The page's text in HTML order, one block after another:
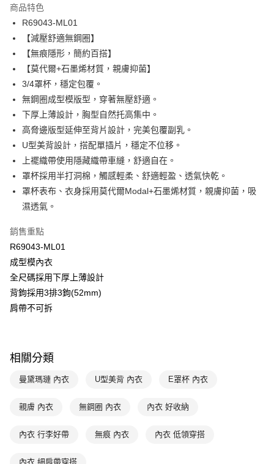
合作金庫商業銀行
華南商業銀行
上海商業儲蓄銀行
國泰世華商業銀行
臺灣中小企業銀行
台中商業銀行
匯豐（台灣）商業銀行
聯邦商業銀行
元大商業銀行
永豐商業銀行
玉山商業銀行
星展（台灣）商業銀行
台新國際商業銀行
中國信託商業銀行
台灣樂天信用卡公司
LINE Pay
Apple Pay
悠遊付
AFTEE先享後付
相關說明
【關於「AFTEE先享後付」】
AFTEE先享後付是「在收到商品之後才付款」的支付方式。 讓您購物簡單
便利好安心！
１．簡單：不需註冊會員、不需綁卡、不需儲值。
２．便利：只要手機號碼，簡訊認證，即可結帳。
【「AFTEE先享後付」結帳流程】
１．於結帳方式選擇「AFTEE先享後付」後，將跳轉至「AFTEE先享後付」
結帳頁面，進行簡訊認證並確認金額後，即可完成結帳。
３．收到繳費通知簡訊後14天內，點擊此簡訊中的連結，可透過四大超商／
ATM／網路銀行／等多元方式進行付款，方視為交易完成。
※ 請注意：結帳手續完成當下不需立刻繳費，但若您需要取消訂單，請聯絡
購買商品的店家。未經商家同意取消之訂單仍視為有效，需透過AFTEE先享
客戶支援中心」
【注意事項】
易，需依本服務之必要範圍內提供個人資料，並將交易相關給付款項請求債
權轉讓予恩沛科技股份有限公司。
https://aftee.tw/terms/#terms3
「AFTEE先享後付」，若未經同意申辦者引起之損失，本公司不負相關責
運送方式
每筆NT$90，滿NT$888(含以上)免運費
付款後全家取貨$888免運-以PackAge+配客嘉循環箱包裝寄出
每筆NT$90，滿NT$888(含以上)免運費
萊爾富取貨付款
每筆NT$90，滿NT$1,000(含以上)免運費
每筆NT$90，滿NT$1,000(含以上)免運費
7-11取貨付款
每筆NT$90，滿NT$1,000(含以上)免運費
商品特色
R69043-ML01
【減壓舒適無鋼圈】
【無痕隱形，簡約百搭】
【莫代爾+石墨烯材質，親膚抑菌】
3/4罩杯，穩定包覆。
無鋼圈成型模版型，穿著無壓舒適。
下厚上薄設計，胸型自然托高集中。
高脅邊版型延伸至背片設計，完美包覆副乳。
U型美背設計，搭配單插片，穩定不位移。
上襬織帶使用隱藏織帶車縫，舒適自在。
罩杯採用半打洞棉，觸感輕柔、舒適輕盈、透氣快乾。
罩杯表布、衣身採用莫代爾Modal+石墨烯材質，親膚抑菌，吸
濕透氣。
銷售重點
R69043-ML01
成型模內衣
全尺碼採用下厚上薄設計
背鉤採用3排3鉤(52mm)
肩帶不可拆
相關分類
曼黛瑪璉 內衣 U型美背 內衣 E罩杯 內衣
親膚 內衣 無鋼圈 內衣 內衣 好收納
內衣 行李好帶 無痕 內衣 內衣 低領穿搭
內衣 細肩帶穿搭